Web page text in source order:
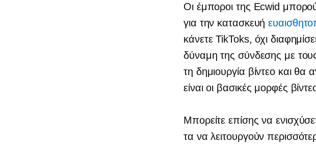
Οι έμποροι της Ecwid
για την κατασκευή
κάνετε TikToks, όχι
δύναμη της σύνδεσης με
τη δημιουργία βίντεο και
είναι οι βασικές μορφές
Μπορείτε επίσης να
τα να λειτουργούν